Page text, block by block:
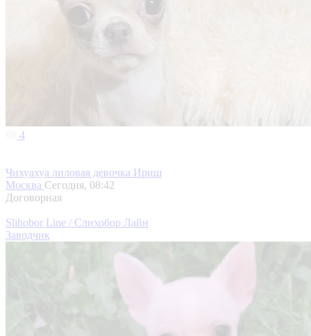
4
Чихуахуа лиловая девочка Ириш
Москва Сегодня, 08:42
Договорная
Slihobor Line / Слихобор Лайн
Заводчик